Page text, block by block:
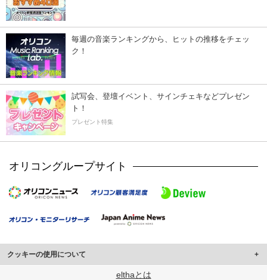
毎週の音楽ランキングから、ヒットの推移をチェッ
ク！
試写会、登壇イベント、サインチェキなどプレゼン
ト！
プレゼント特集
オリコングループサイト
クッキーの使用について
このサイトでは Cookie を使用して、ユーザーに合わせたコンテンツや広告の
elthaとは